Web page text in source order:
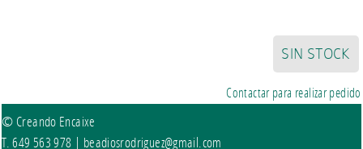
SIN STOCK
Contactar para realizar pedido
© Creando Encaixe
T. 649 563 978 | beadiosrodriguez@gmail.com